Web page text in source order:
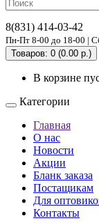
8(831) 414-03-42
Пн-Пт 8-00 до 18-00 |
Товаров: 0 (0.00 р.)
В корзине
Категории
Главная
О нас
Новости
Акции
Бланк заказа
Постащикам
Для
Контакты